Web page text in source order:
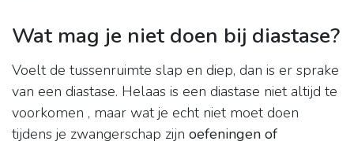
Wat mag je niet doen bij diastase?
Voelt de tussenruimte slap en diep, dan is er sprake
van een diastase. Helaas is een diastase niet altijd te
voorkomen , maar wat je echt niet moet doen
tijdens je zwangerschap zijn oefeningen of